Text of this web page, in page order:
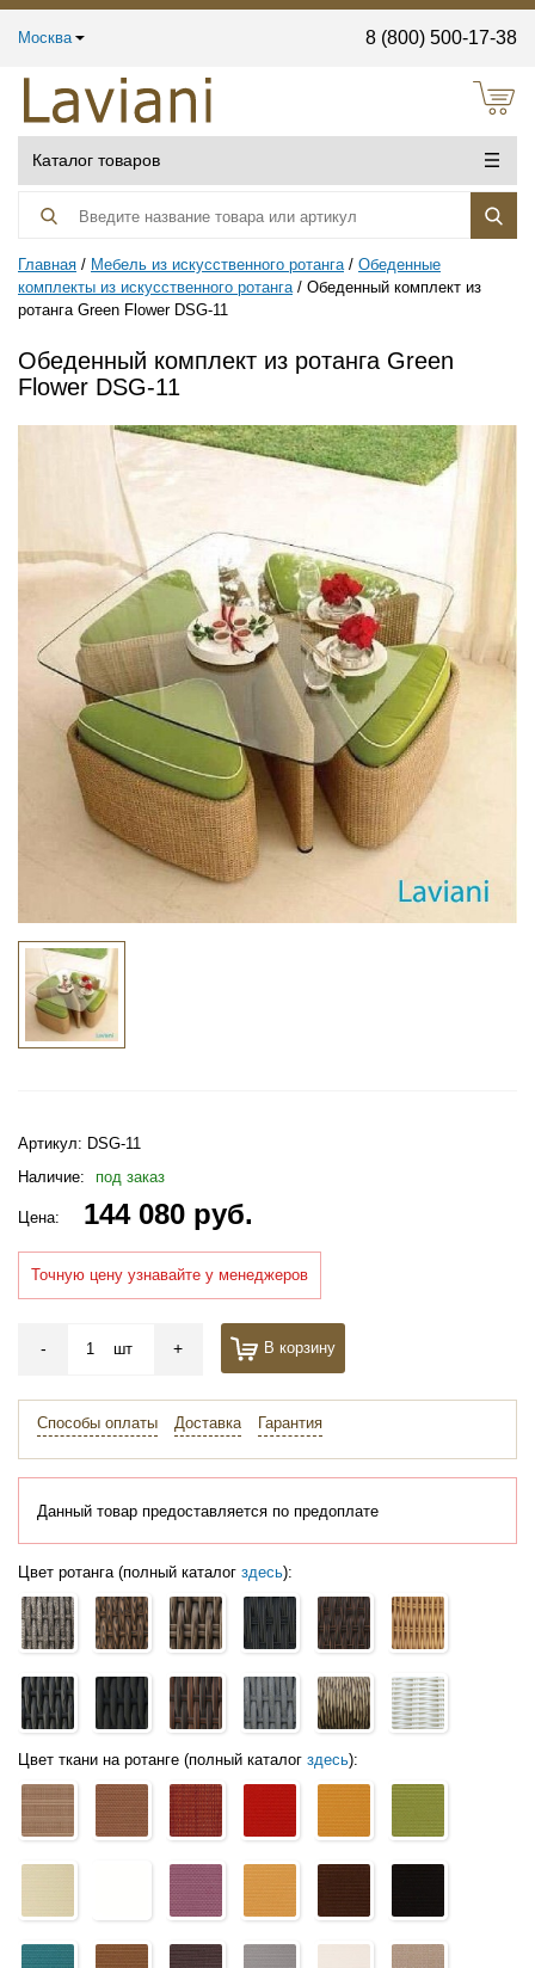
Москва 8 (800) 500-17-38
Каталог товаров
Главная Мебель из искусственного ротанга
Обеденные
комплекты из искусственного ротанга
Обеденный комплект из
ротанга Green Flower DSG-11
Обеденный комплект из ротанга Green
Flower DSG-11
Артикул: DSG-11
Наличие:
под заказ
Цена: 144 080 руб.
Точную цену узнавайте у менеджеров
- шт + В корзину
Способы оплаты Доставка Гарантия
Данный товар предоставляется по предоплате
Цвет ротанга (полный каталог здесь):
Цвет ткани на ротанге (полный каталог здесь):